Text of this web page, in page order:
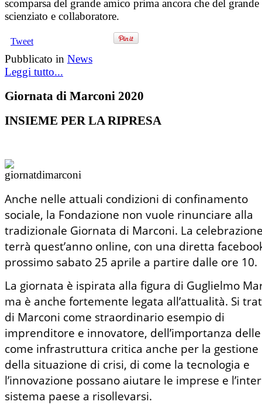
scomparsa del grande amico prima ancora che del grande
scienziato e collaboratore.
Tweet
Pubblicato in News
Leggi tutto...
Giornata di Marconi 2020
INSIEME PER LA RIPRESA
Anche nelle attuali condizioni di confinamento
sociale, la Fondazione non vuole rinunciare alla
tradizionale Giornata di Marconi. La
terrà quest’anno online, con una diretta
prossimo sabato 25 aprile a partire dalle ore 10.
La giornata è ispirata alla figura di Guglielmo
ma è anche fortemente legata all’attualità. Si
di Marconi come straordinario esempio di
imprenditore e innovatore, dell’importanza delle
come infrastruttura critica anche per la gestione
della situazione di crisi, di come la tecnologia e
l’innovazione possano aiutare le imprese e
sistema paese a risollevarsi.